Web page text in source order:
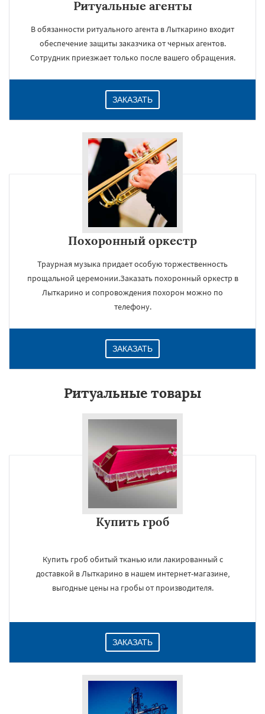
Ритуальные агенты
В обязанности ритуального агента в Лыткарино входит
обеспечение защиты заказчика от черных агентов.
Сотрудник приезжает только после вашего обращения.
ЗАКАЗАТЬ
Похоронный оркестр
Траурная музыка придает особую торжественность
прощальной церемонии.Заказать похоронный оркестр в
Лыткарино и сопровождения похорон можно по
телефону.
ЗАКАЗАТЬ
Ритуальные товары
Купить гроб
Купить гроб обитый тканью или лакированный с
доставкой в Лыткарино в нашем интернет-магазине,
выгодные цены на гробы от производителя.
ЗАКАЗАТЬ